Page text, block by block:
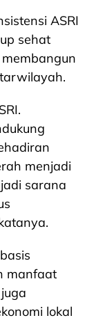
ASRI
sehat
menjadi
sarana
manfaat
lokal